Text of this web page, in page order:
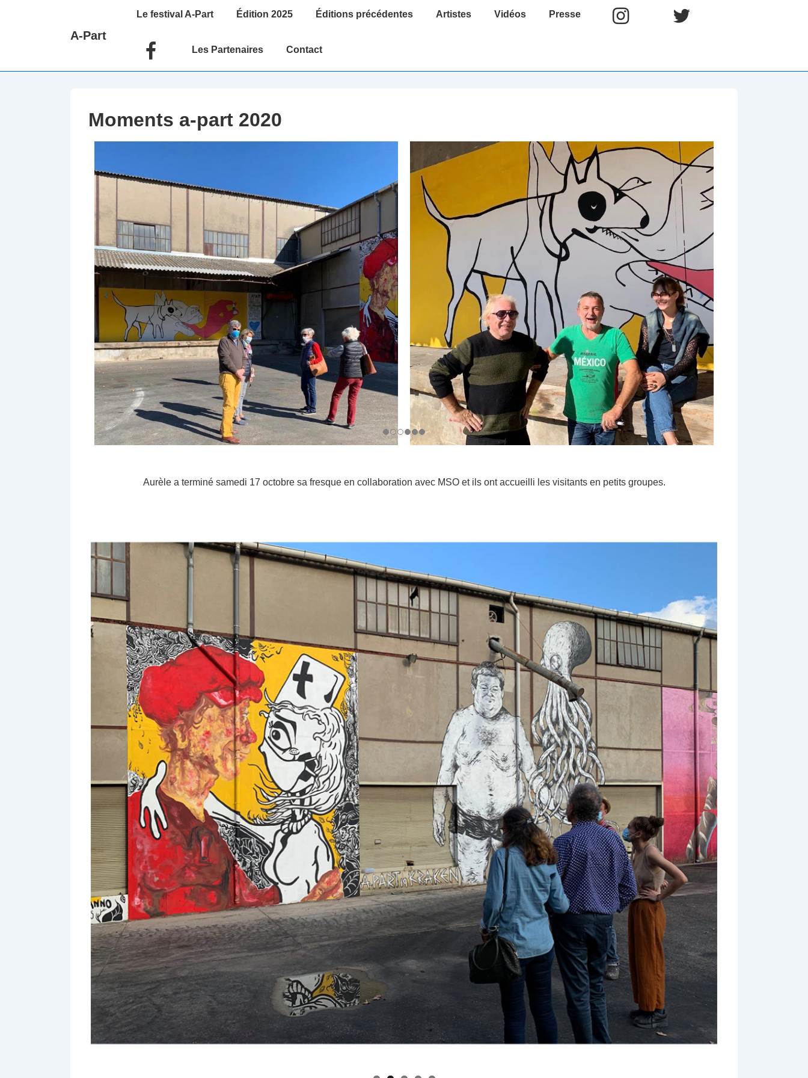
principal
A-Part
Main
Le festival A-Part Édition 2025 Éditions précédentes Artistes Vidéos Presse
Les Partenaires Contact
Moments a-part 2020
Aurèle a terminé samedi 17 octobre sa fresque en collaboration avec MSO et ils ont accueilli les visitants en petits groupes.